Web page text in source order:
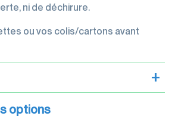
ni de déchirure.
ou vos colis/cartons avant
+
options